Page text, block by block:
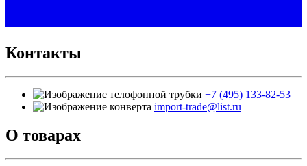
Контакты
+7 (495) 133-82-53
import-trade@list.ru
О товарах